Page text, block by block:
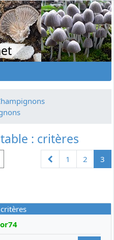
: critères
Précédente
1 2 3